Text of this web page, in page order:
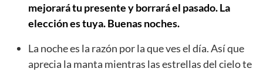
mejorará tu presente y borrará el pasado. La
elección es tuya. Buenas noches.
La noche es la razón por la que ves el día. Así que
aprecia la manta mientras las estrellas del cielo te